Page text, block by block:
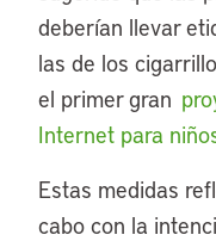
deberían llevar
las de los
el primer gran
Internet para
Estas medidas
cabo con la